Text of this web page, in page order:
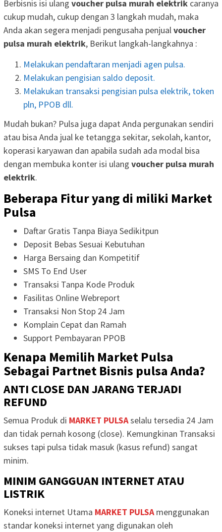
Berbisnis isi ulang voucher pulsa murah elektrik caranya
cukup mudah, cukup dengan 3 langkah mudah, maka
Anda akan segera menjadi pengusaha penjualvoucher
pulsa murah elektrik, Berikut langkah-langkahnya :
Melakukan pendaftaran menjadi agen pulsa.
Melakukan pengisian saldo deposit.
Melakukan transaksi pengisian pulsa elektrik, token
pln, PPOB dll.
Mudah bukan? Pulsa juga dapat Anda pergunakan sendiri
atau bisa Anda jual ke tetangga sekitar, sekolah, kantor,
koperasi karyawan dan apabila sudah ada modal bisa
dengan membuka konter isi ulang voucher pulsa murah
elektrik.
Beberapa Fitur yang di miliki Market
Pulsa
Daftar Gratis Tanpa Biaya Sedikitpun
Deposit Bebas Sesuai Kebutuhan
Harga Bersaing dan Kompetitif
SMS To End User
Transaksi Tanpa Kode Produk
Fasilitas Online Webreport
Transaksi Non Stop 24 Jam
Komplain Cepat dan Ramah
Support Pembayaran PPOB
Kenapa Memilih Market Pulsa
Sebagai Partnet Bisnis pulsa Anda?
ANTI CLOSE DAN JARANG TERJADI
REFUND
Semua Produk di MARKET PULSAselalu tersedia 24 Jam
dan tidak pernah kosong (close). Kemungkinan Transaksi
sukses tapi pulsa tidak masuk (kasus refund) sangat
minim.
MINIM GANGGUAN INTERNET ATAU
LISTRIK
Koneksi internet Utama MARKET PULSAmenggunakan
standar koneksi internet yang digunakan oleh